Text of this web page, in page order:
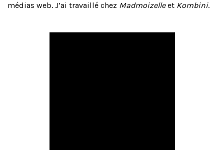
médias web. J’ai travaillé chez Madmoizelleet Kombini.